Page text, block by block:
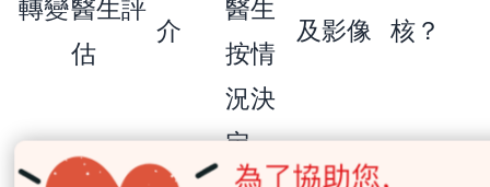
轉變醫生評
估
介
醫生
按情
況決
定
及影像 核？